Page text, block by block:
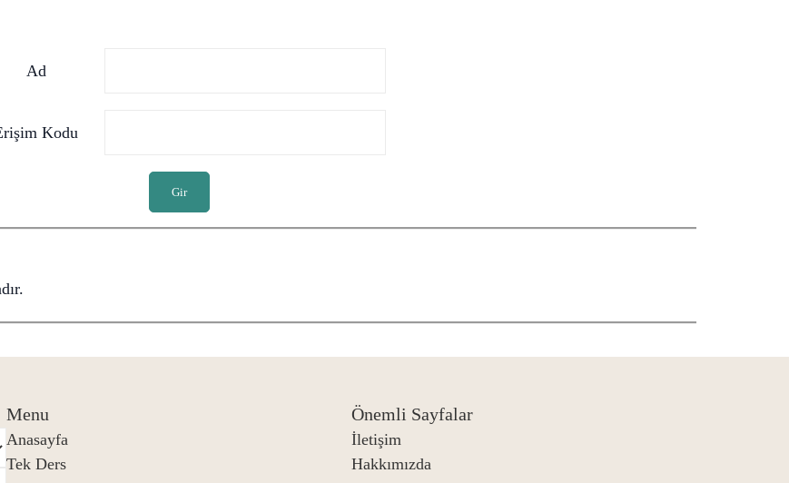
Ad
Kodu
Gir
Menu
Anasayfa
Tek Ders
Önemli Sayfalar
İletişim
Hakkımızda